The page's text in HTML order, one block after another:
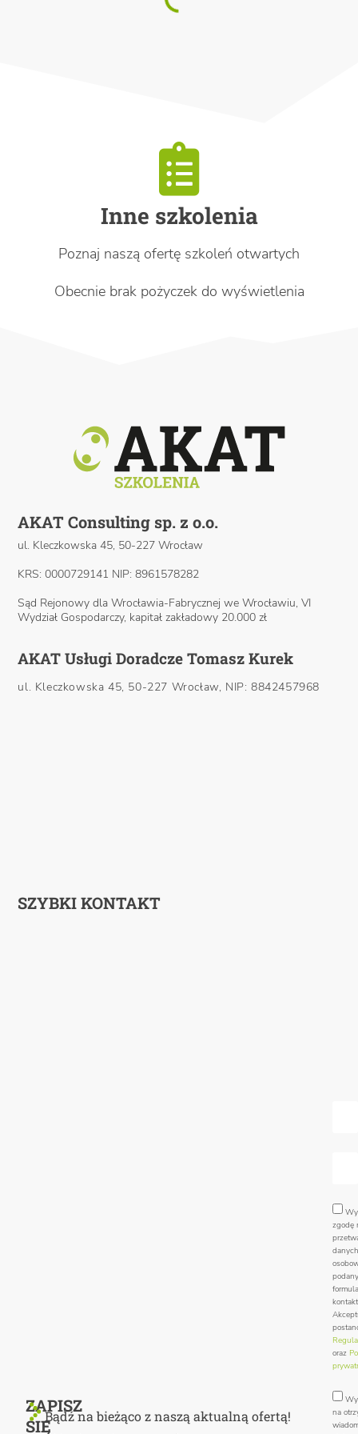
Inne szkolenia
Poznaj naszą ofertę szkoleń otwartych
Obecnie brak pożyczek do wyświetlenia
AKAT Consulting sp. z o.o.
ul. Kleczkowska 45, 50-227 Wrocław
KRS: 0000729141 NIP: 8961578282
Sąd Rejonowy dla Wrocławia-Fabrycznej we Wrocławiu, VI
Wydział Gospodarczy, kapitał zakładowy 20.000 zł
AKAT Usługi Doradcze Tomasz Kurek
ul. Kleczkowska 45, 50-227 Wrocław, NIP: 8842457968
SZYBKI KONTAKT
ZAPISZ
SIĘBądź na bieżąco z naszą aktualną ofertą!
zgodę
danych
oraz
na